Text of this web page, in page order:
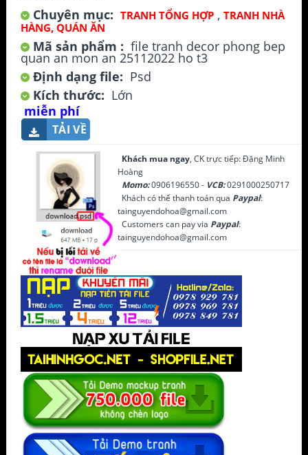
Chuyên mục: TRANH TỔNG HỢP , TRANH NHÀ
HÀNG, QUÁN ĂN
Mã sản phẩm : file tranh decor phong bep
quan an mon an 25112022 ho t3
Định dạng file: Psd
Kích thước: Lớn
miễn phí
TẢI VỀ
Khách mua ngay, CK trực tiếp: Đặng Minh
Hoàng
Momo:0906196550 - VCB:0291000250717
Khách có thể thanh toán qua Paypal:
tainguyendohoa@gmail.com
Customers can pay via Paypal:
tainguyendohoa@gmail.com